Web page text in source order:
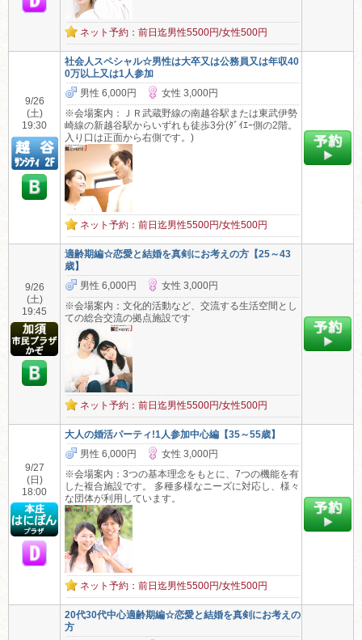
ネット予約：前日迄男性5500円/女性500円
9/26
(土)
19:30
社会人スペシャル☆男性は大卒又は公務員又は年収40
0万以上又は1人参加
男性 6,000円
女性 3,000円
※会場案内：ＪＲ武蔵野線の南越谷駅または東武伊勢
崎線の新越谷駅からいずれも徒歩3分(ﾀﾞｲｴｰ側の2階。
入り口は正面から右側です。)
ネット予約：前日迄男性5500円/女性500円
9/26
(土)
19:45
適齢期編☆恋愛と結婚を真剣にお考えの方【25～43
歳】
男性 6,000円
女性 3,000円
※会場案内：文化的活動など、交流する生活空間とし
ての総合交流の拠点施設です
ネット予約：前日迄男性5500円/女性500円
9/27
(日)
18:00
大人の婚活パーティ!1人参加中心編【35～55歳】
男性 6,000円
女性 3,000円
※会場案内：3つの基本理念をもとに、7つの機能を有
した複合施設です。 多種多様なニーズに対応し、様々
な団体が利用しています。
ネット予約：前日迄男性5500円/女性500円
20代30代中心適齢期編☆恋愛と結婚を真剣にお考えの
方